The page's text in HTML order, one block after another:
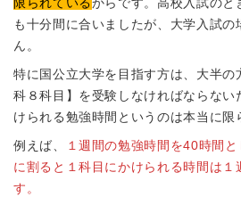
限られているからです。高校入試のと
も十分間に合いましたが、大学入試
ん。
特に国公立大学を目指す方は、大半の
科８科目】を受験しなければならない
けられる勉強時間というのは本当に限
例えば、
１週間の勉強時間を40時間
に割ると１科目にかけられる時間は１
す。